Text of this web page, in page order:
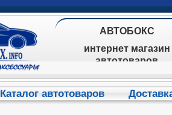
АВТОБОКС
интернет магазин
автотоваров
Каталог автотоваров